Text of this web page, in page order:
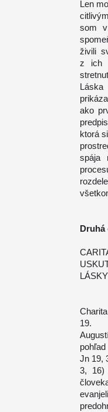
Len
som
živili
z ich
ako
ktorá
spája
Druhá
LÁSKY
19.
Jn 19,
3, 16)